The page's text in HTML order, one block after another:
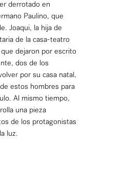
derrotado en
Paulino, que
Joaqui, la hija de
de la casa-teatro
dejaron por escrito
dos de los
por su casa natal,
estos hombres para
Al mismo tiempo,
una pieza
de los protagonistas
luz.